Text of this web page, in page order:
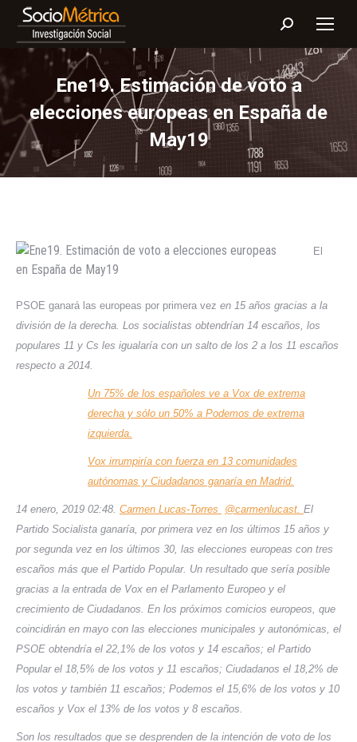
Buscar:
Ene19. Estimación de voto a
elecciones europeas en España de
May19
El
PSOE ganará las europeas por primera vez en 15 años gracias a la
división de la derecha. Los socialistas obtendrían 14 escaños, los
populares 11 y Cs les igualaría con un salto de los 2 a los 11 escaños
respecto a 2014.
Un 75% de los españoles ve a Vox de extrema
derecha y sólo un 50% a Podemos de extrema
izquierda.
Vox irrumpiría con fuerza en 13 comunidades
autónomas y Ciudadanos ganaría en Madrid.
14 enero, 2019 02:48. Carmen Lucas-Torres @carmenlucast. El
Partido Socialista ganaría, por primera vez en los últimos 15 años y
por segunda vez en los últimos 30, las elecciones europeas con tres
escaños más que el Partido Popular. Un resultado que sería posible
gracias a la entrada de Vox en el Parlamento Europeo y el
crecimiento de Ciudadanos. En los próximos comicios europeos, que
coincidirán en mayo con las elecciones municipales y autonómicas, el
PSOE obtendría el 22,1% de los votos y 14 escaños; el Partido
Popular el 18,5% de los votos y 11 escaños; Ciudadanos el 18,2% de
los votos y también 11 escaños; Podemos el 15,6% de los votos y 10
escaños y Vox el 13% de los votos y 8 escaños.
Son los resultados que se desprenden de la intención de voto de los